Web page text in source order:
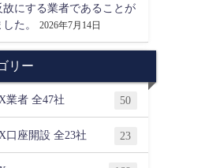
故にする業者であることが
た。
2026年7月14日
リー
業者 全47社 50
口座開設 全23社 23